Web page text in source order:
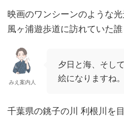
映画のワンシーンのような
風ヶ浦遊歩道に訪れていた誰
みえ案内人
夕日と海、そし
絵になりますね。
千葉県の銚子の川 利根川を